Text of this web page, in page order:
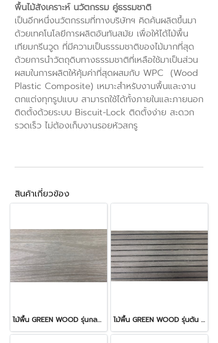
พื้นไม้สังเคราะห์ นวัตกรรม คู่ธรรมชาติ
เป็นอีกหนึ่งนวัตกรรมที่ทางบริษัทฯ คิดค้นผลิตขึ้นมา
ด้วยเทคโนโลยีการผลิตอันทันสมัย เพื่อให้ได้ไม้พื้น
เทียมกรีนวูด ที่มีความเป็นธรรมชาติของไม้มากที่สุด
ด้วยการนำวัตถุดิบทางธรรมชาติที่เหลือใช้มาเป็นส่วน
ผสมในการผลิตให้คุ้มค่าที่สุดผสมกับ WPC (Wood
Plastic Composite) เหมาะสำหรับงานพื้นและงาน
ตกแต่งทุกรูปแบบ สามารถใช้ได้ทั้งภายในและภายนอก
ติดตั้งด้วยระบบ Biscuit-Lock ติดตั้งง่าย สะดวก
รวดเร็ว ไม่ต้องเก็บงานรอยหัวสกรู
สินค้าเกี่ยวข้อง
ไม้พื้น GREEN WOOD รุ่นกลวง ไม้พื้น GREEN WOOD รุ่นตัน 10 cm.